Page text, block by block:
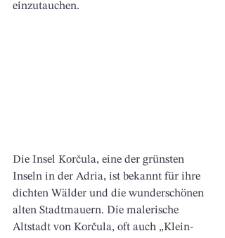
einzutauchen.
Die Insel Korčula, eine der grünsten
Inseln in der Adria, ist bekannt für ihre
dichten Wälder und die wunderschönen
alten Stadtmauern. Die malerische
Altstadt von Korčula, oft auch „Klein-